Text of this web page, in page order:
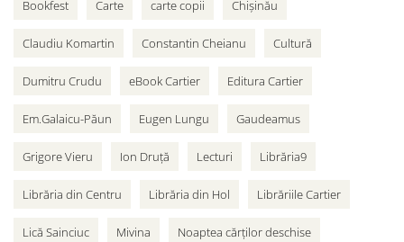
Bookfest Carte carte copii Chișinău
Claudiu Komartin Constantin Cheianu Cultură
Dumitru Crudu eBook Cartier Editura Cartier
Em.Galaicu-Păun Eugen Lungu Gaudeamus
Grigore Vieru Ion Druță Lecturi Librăria9
Librăria din Centru Librăria din Hol Librăriile Cartier
Lică Sainciuc Mivina Noaptea cărților deschise